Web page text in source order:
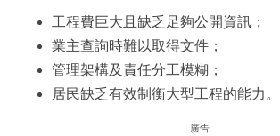
工程費巨大且缺乏足夠公開資訊；
業主查詢時難以取得文件；
管理架構及責任分工模糊；
居民缺乏有效制衡大型工程的能力。
廣告